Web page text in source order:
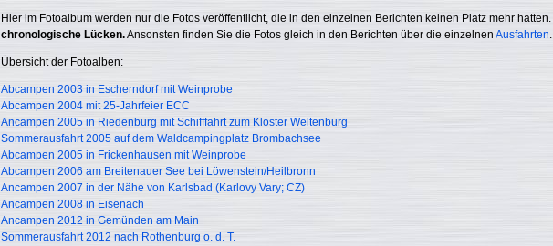
Hier im Fotoalbum werden nur die Fotos veröffentlicht, die in den einzelnen Berichten keinen Platz mehr hatten.
chronologische Lücken.Ansonsten finden Sie die Fotos gleich in den Berichten über die einzelnen Ausfahrten.
Übersicht der Fotoalben:
Abcampen 2003 in Escherndorf mit Weinprobe
Abcampen 2004 mit 25-Jahrfeier ECC
Ancampen 2005 in Riedenburg mit Schifffahrt zum Kloster Weltenburg
Sommerausfahrt 2005 auf dem Waldcampingplatz Brombachsee
Abcampen 2005 in Frickenhausen mit Weinprobe
Abcampen 2006 am Breitenauer See bei Löwenstein/Heilbronn
Ancampen 2007 in der Nähe von Karlsbad (Karlovy Vary; CZ)
Ancampen 2008 in Eisenach
Ancampen 2012 in Gemünden am Main
Sommerausfahrt 2012 nach Rothenburg o. d. T.